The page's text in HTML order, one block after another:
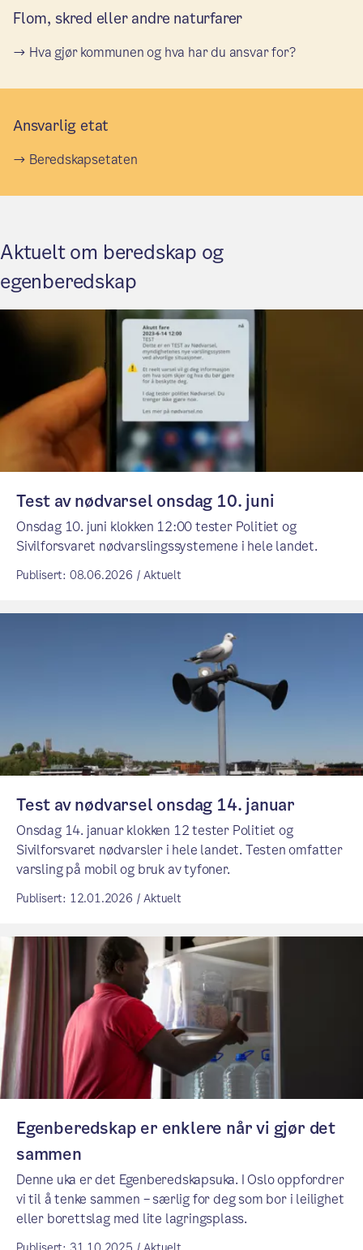
Flom, skred eller andre naturfarer
Hva gjør kommunen og hva har du ansvar for?
Ansvarlig etat
Beredskapsetaten
Aktuelt om beredskap og
egenberedskap
Test av nødvarsel onsdag 10. juni
Onsdag 10. juni klokken 12:00 tester Politiet og
Sivilforsvaret nødvarslingssystemene i hele landet.
Publisert: 08.06.2026 / Aktuelt
Test av nødvarsel onsdag 14. januar
Onsdag 14. januar klokken 12 tester Politiet og
Sivilforsvaret nødvarsler i hele landet. Testen omfatter
varsling på mobil og bruk av tyfoner.
Publisert: 12.01.2026 / Aktuelt
Egenberedskap er enklere når vi gjør det
sammen
Denne uka er det Egenberedskapsuka. I Oslo oppfordrer
vi til å tenke sammen – særlig for deg som bor i leilighet
eller borettslag med lite lagringsplass.